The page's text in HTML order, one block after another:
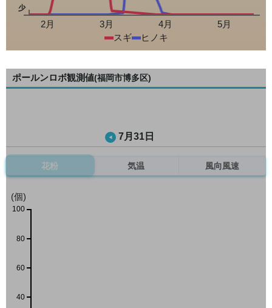
少
2月 3月 4月
5月
スギ
ヒノキ
ポールンロボ観測値(福岡市博多区)
7月31日
花粉 気温 風向風速
(個)
40
60
80
100